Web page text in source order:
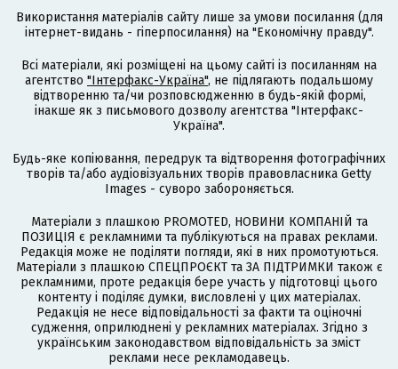
Використання матеріалів сайту лише за умови посилання (для
інтернет-видань - гіперпосилання) на "Економічну правду".
Всі матеріали, які розміщені на цьому сайті із посиланням на
агентство "Інтерфакс-Україна", не підлягають подальшому
відтворенню та/чи розповсюдженню в будь-якій формі,
інакше як з письмового дозволу агентства "Інтерфакс-
Україна".
Будь-яке копіювання, передрук та відтворення фотографічних
творів та/або аудіовізуальних творів правовласника Getty
Images - суворо забороняється.
Матеріали з плашкою PROMOTED, НОВИНИ КОМПАНІЙ та
ПОЗИЦІЯ є рекламними та публікуються на правах реклами.
Редакція може не поділяти погляди, які в них промотуються.
Матеріали з плашкою СПЕЦПРОЄКТ та ЗА ПІДТРИМКИ також є
рекламними, проте редакція бере участь у підготовці цього
контенту і поділяє думки, висловлені у цих матеріалах.
Редакція не несе відповідальності за факти та оціночні
судження, оприлюднені у рекламних матеріалах. Згідно з
українським законодавством відповідальність за зміст
реклами несе рекламодавець.